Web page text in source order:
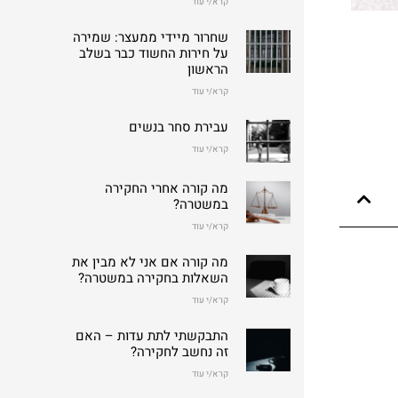
שחרור מיידי ממעצר: שמירה
על חירות החשוד כבר בשלב
הראשון
קרא/י עוד
עבירת סחר בנשים
קרא/י עוד
מה קורה אחרי החקירה
במשטרה?
קרא/י עוד
מה קורה אם אני לא מבין את
השאלות בחקירה במשטרה?
קרא/י עוד
התבקשתי לתת עדות – האם
זה נחשב לחקירה?
קרא/י עוד